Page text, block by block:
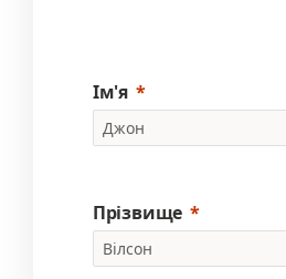
Ім'я
Прізвище